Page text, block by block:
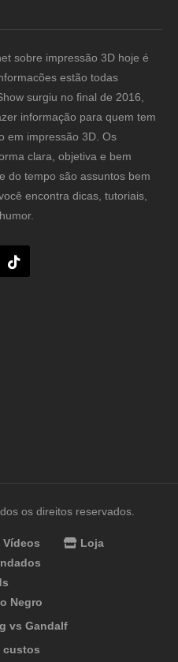
sobre impressão 3D hoje é
estão todas
surgiu no final de 2016,
informação para quem tem
em impressão 3D. Os
clara, objetiva e bem
do tempo são assuntos bem
encontra dicas, tutoriais,
os direitos reservados.
Vídeos
Loja
Negro
vs Gandalf
custos